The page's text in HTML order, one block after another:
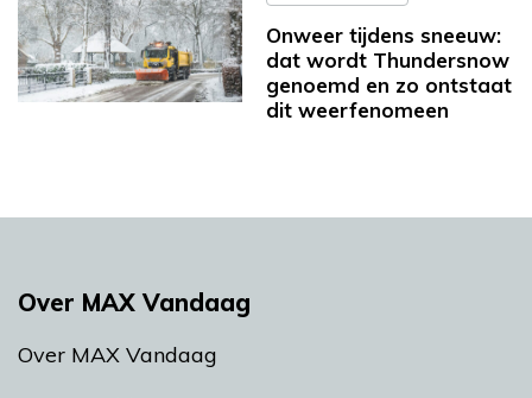
Onweer tijdens sneeuw:
dat wordt Thundersnow
genoemd en zo ontstaat
dit weerfenomeen
Over MAX Vandaag
Over MAX Vandaag